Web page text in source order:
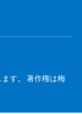
す。 著作権は梅